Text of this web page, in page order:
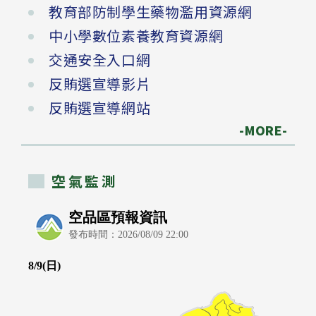
教育部防制學生藥物濫用資源網
中小學數位素養教育資源網
交通安全入口網
反賄選宣導影片
反賄選宣導網站
-MORE-
空氣監測